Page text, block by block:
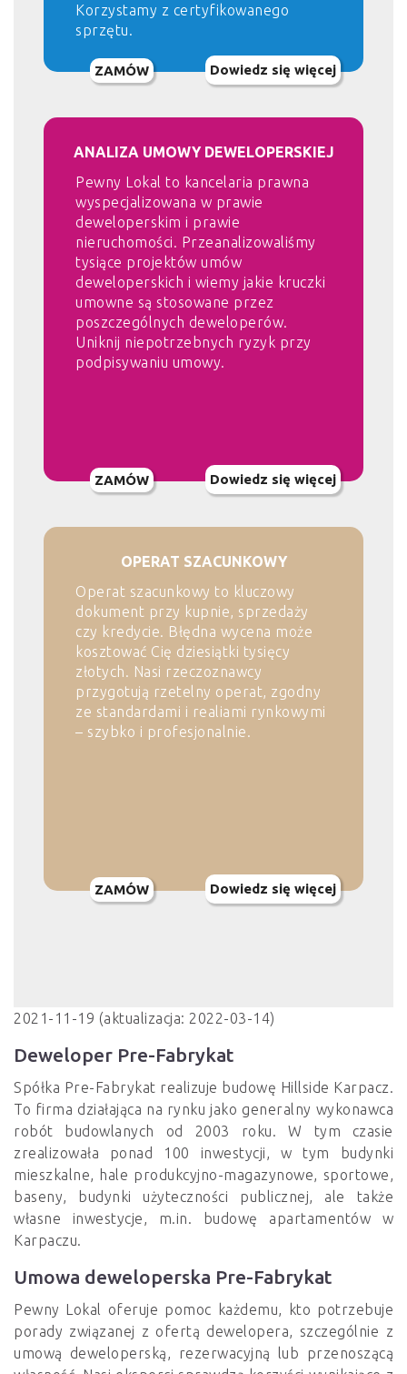
Korzystamy z certyfikowanego
sprzętu.
ZAMÓW Dowiedz się więcej
ANALIZA UMOWY DEWELOPERSKIEJ
Pewny Lokal to kancelaria prawna
wyspecjalizowana w prawie
deweloperskim i prawie
nieruchomości. Przeanalizowaliśmy
tysiące projektów umów
deweloperskich i wiemy jakie kruczki
umowne są stosowane przez
poszczególnych deweloperów.
Uniknij niepotrzebnych ryzyk przy
podpisywaniu umowy.
ZAMÓW Dowiedz się więcej
OPERAT SZACUNKOWY
Operat szacunkowy to kluczowy
dokument przy kupnie, sprzedaży
czy kredycie. Błędna wycena może
kosztować Cię dziesiątki tysięcy
złotych. Nasi rzeczoznawcy
przygotują rzetelny operat, zgodny
ze standardami i realiami rynkowymi
– szybko i profesjonalnie.
ZAMÓW Dowiedz się więcej
2021-11-19 (aktualizacja: 2022-03-14)
Deweloper Pre-Fabrykat
Spółka Pre-Fabrykat realizuje budowę Hillside Karpacz.
To firma działająca na rynku jako generalny wykonawca
robót budowlanych od 2003 roku. W tym czasie
zrealizowała ponad 100 inwestycji, w tym budynki
mieszkalne, hale produkcyjno-magazynowe, sportowe,
baseny, budynki użyteczności publicznej, ale także
własne inwestycje, m.in. budowę apartamentów w
Karpaczu.
Umowa deweloperska Pre-Fabrykat
Pewny Lokal oferuje pomoc każdemu, kto potrzebuje
porady związanej z ofertą dewelopera, szczególnie z
umową deweloperską, rezerwacyjną lub przenoszącą